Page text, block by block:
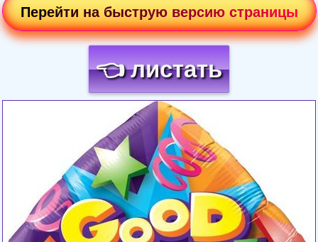
Перейти на быструю версию страницы
👈 листать
Загрузка картинки...